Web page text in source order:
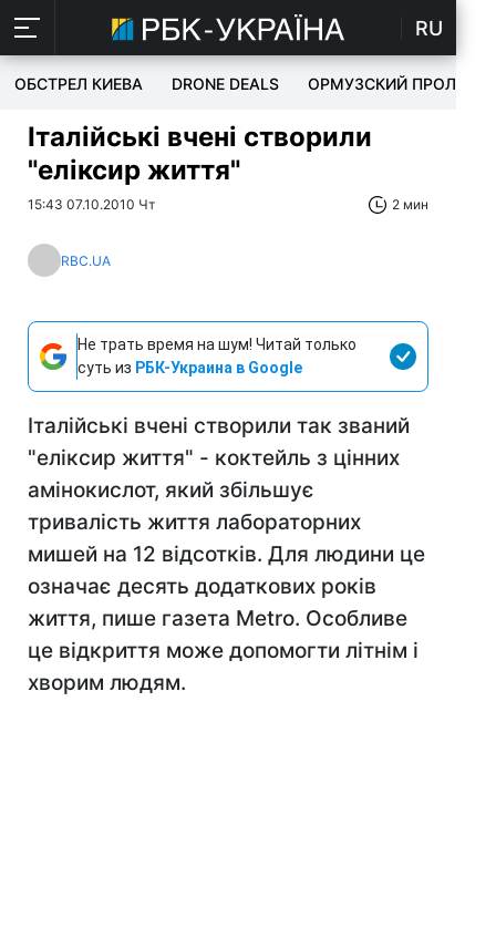
RU
ОБСТРЕЛ КИЕВА DRONE DEALS ОРМУЗСКИЙ ПРОЛИВ
Італійські вчені створили
"еліксир життя"
15:43 07.10.2010 Чт 2 мин
RBC.UA
Не трать время на шум! Читай только
суть из РБК-Украина в Google
Італійські вчені створили так званий
"еліксир життя" - коктейль з цінних
амінокислот, який збільшує
тривалість життя лабораторних
мишей на 12 відсотків. Для людини це
означає десять додаткових років
життя, пише газета Metro. Особливе
це відкриття може допомогти літнім і
хворим людям.